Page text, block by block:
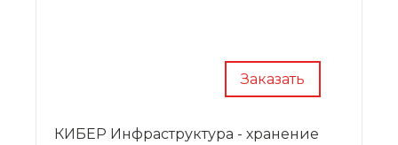
Заказать
КИБЕР Инфраструктура - хранение